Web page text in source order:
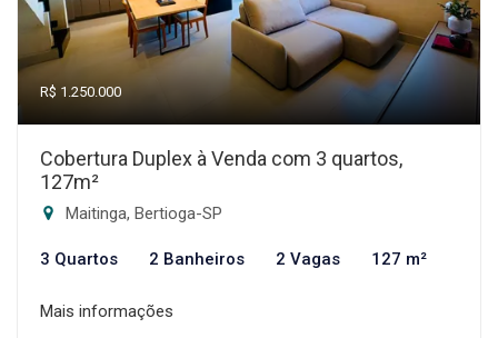
R$ 1.250.000
Cobertura Duplex à Venda com 3 quartos,
127m²
Maitinga, Bertioga-SP
3 Quartos 2 Banheiros 2 Vagas 127 m²
Mais informações